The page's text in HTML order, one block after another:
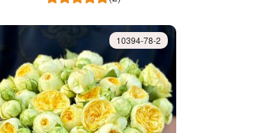
10394-78-2